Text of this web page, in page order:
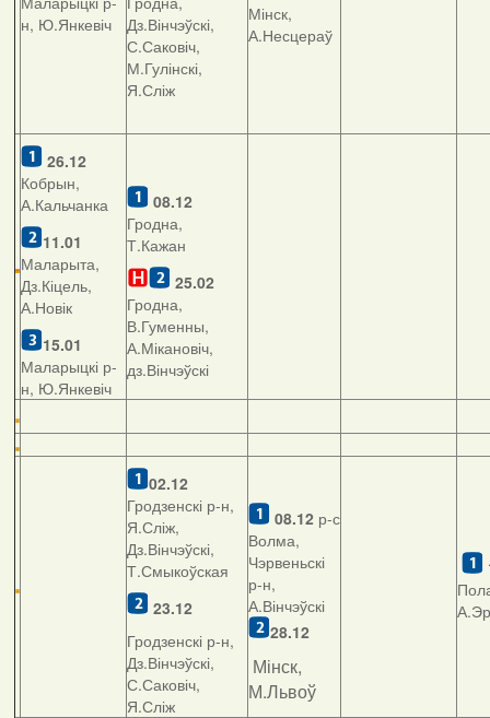
н, Ю.Янкевіч
Дз.Вінчэўскі,
С.Саковіч,
М.Гулінскі,
Я.Сліж
Мінск,
А.Несцераў
26.12
Кобрын,
А.Кальчанка
11.01
Маларыта,
Дз.Кіцель,
А.Новік
15.01
Маларыцкі р-
н, Ю.Янкевіч
08.12
Гродна,
Т.Кажан
25.02
Гродна,
В.Гуменны,
А.Мікановіч,
дз.Вінчэўскі
02.12
Гродзенскі р-н,
Я.Сліж,
Дз.Вінчэўскі,
Т.Смыкоўская
23.12
Гродзенскі р-н,
Дз.Вінчэўскі,
С.Саковіч,
Я.Сліж
08.12 р-с
Волма,
Чэрвеньскі
р-н,
А.Вінчэўскі
28.12
Мінск,
М.Львоў